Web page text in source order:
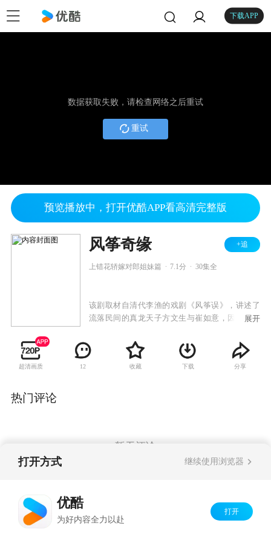
下载APP
数据获取失败，请检查网络之后重试
重试
预览播放中，打开优酷APP看高清完整版
风筝奇缘 +追
上错花轿嫁对郎姐妹篇 7.1分 30集全
该剧取材自清代李渔的戏剧《风筝误》，讲述了
流落民间的真龙天子方文生与崔如意，因风筝引
展开
超清画质 12 收藏 下载 分享
热门评论
暂无评论
打开方式 继续使用浏览器
优酷
为好内容全力以赴
打开